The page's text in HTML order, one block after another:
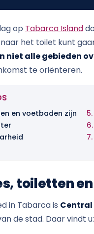
op Tabarca Island
het toilet kunt
niet alle gebieden
te oriënteren.
en voetbaden zijn
toiletten
in Tabarca is Central
de stad. Daar vindt u: